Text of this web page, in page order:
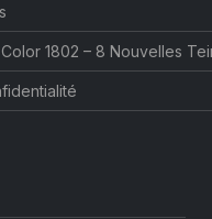
1802 – 8 Nouvelles